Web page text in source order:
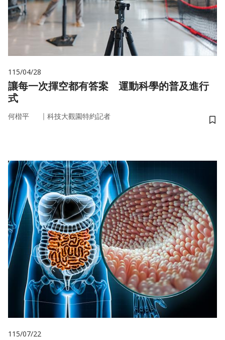
115/04/28
讓每一次揮空都有答案 運動科學的普及進行
式
何楷平 ｜ 科技大觀園特約記者
儲
115/07/22